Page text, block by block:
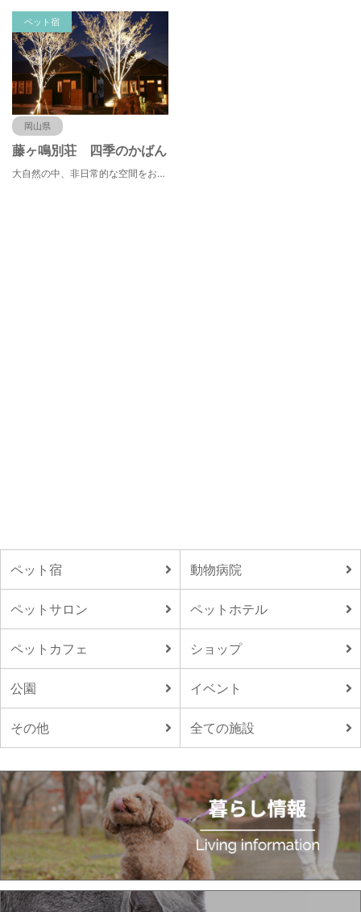
ペット宿
岡山県
藤ヶ鳴別荘 四季のかばん
大自然の中、非日常的な空間をお楽しみ頂け、コテージ内の天空風呂からの眺望は絶景です。
ペット宿 動物病院
ペットサロン ペットホテル
ペットカフェ ショップ
公園 イベント
その他 全ての施設